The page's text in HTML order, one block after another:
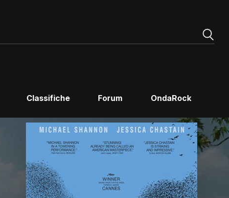
Classifiche Forum OndaRock